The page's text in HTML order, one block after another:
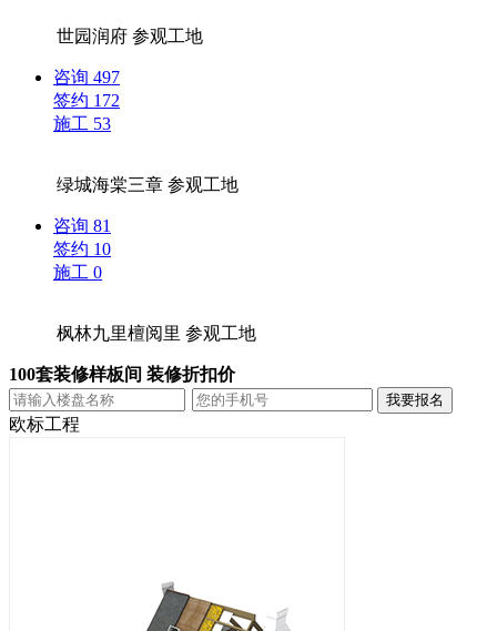
世园润府参观工地
咨询 497
签约 172
施工 53
绿城海棠三章参观工地
咨询 81
签约 10
施工 0
枫林九里檀阅里参观工地
100套装修样板间 装修折扣价
欧标工程